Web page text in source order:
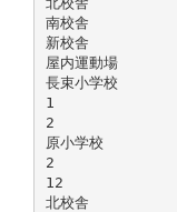
南校舎
新校舎
屋内運動場
長束小学校
1
2
原小学校
2
12
北校舎